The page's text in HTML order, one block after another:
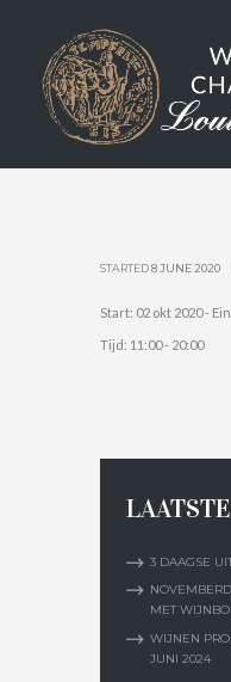
STARTED8 JUNE 2020
Start: 02 okt 2020-
Tijd: 11:00 - 20:00
3 DAAGSE
MET
WIJNEN
JUNI 2024